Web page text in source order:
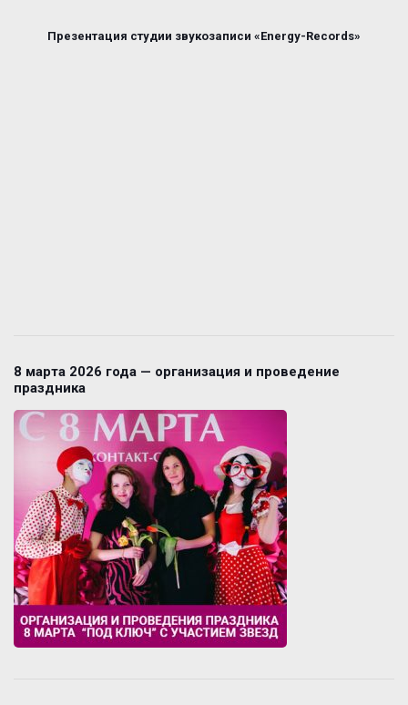
Презентация студии звукозаписи «Energy-Records»
8 марта 2026 года — организация и проведение
праздника